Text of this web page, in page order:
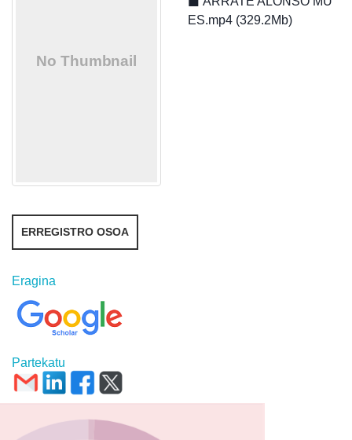
ES.mp4 (329.2Mb)
ERREGISTRO OSOA
Eragina
Partekatu